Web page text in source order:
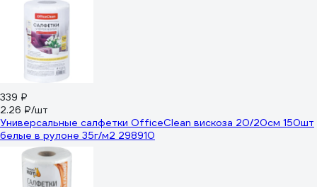
339 ₽
2.26 ₽/шт
Универсальные салфетки OfficeClean вискоза 20/20см 150шт
белые в рулоне 35г/м2 298910